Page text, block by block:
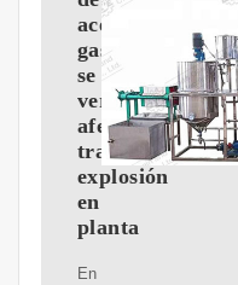
aceitey
gas
se
vería
afectada
tras
explosión
en
planta
En